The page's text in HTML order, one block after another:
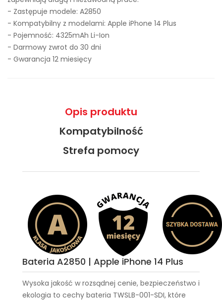
- Zastępuje modele: A2850
- Kompatybilny z modelami: Apple iPhone 14 Plus
- Pojemność: 4325mAh Li-Ion
- Darmowy zwrot do 30 dni
- Gwarancja 12 miesięcy
Opis produktu
Kompatybilność
Strefa pomocy
Bateria A2850 | Apple iPhone 14 Plus
Wysoka jakość w rozsądnej cenie, bezpieczeństwo i
ekologia to cechy bateria TWSLB-001-SDI, które